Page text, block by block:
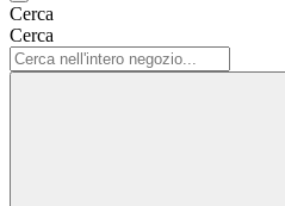
Cerca
Cerca